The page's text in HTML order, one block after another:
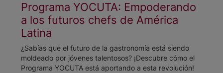
Programa YOCUTA: Empoderando
a los futuros chefs de América
Latina
¿Sabías que el futuro de la gastronomía está siendo
moldeado por jóvenes talentosos? ¡Descubre cómo el
Programa YOCUTA está aportando a esta revolución!